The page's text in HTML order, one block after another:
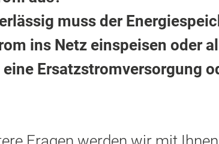
muss der
ins Netz einspeisen oder
Ersatzstromversorgung